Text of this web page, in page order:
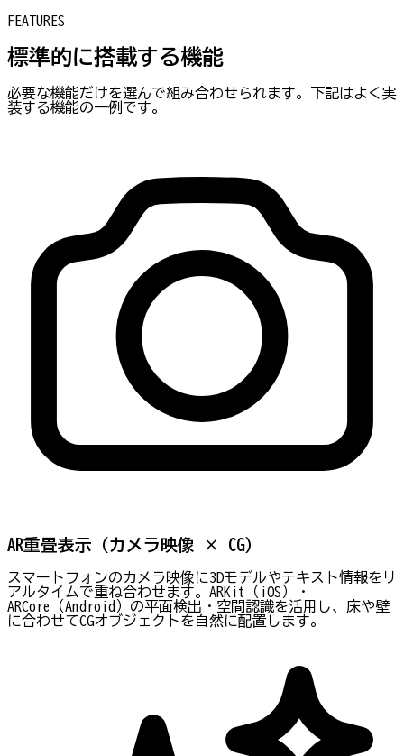
FEATURES
標準的に搭載する機能
必要な機能だけを選んで組み合わせられます。下記はよく実
装する機能の一例です。
AR重畳表示（カメラ映像 × CG）
スマートフォンのカメラ映像に3Dモデルやテキスト情報をリ
アルタイムで重ね合わせます。ARKit（iOS）・
ARCore（Android）の平面検出・空間認識を活用し、床や壁
に合わせてCGオブジェクトを自然に配置します。